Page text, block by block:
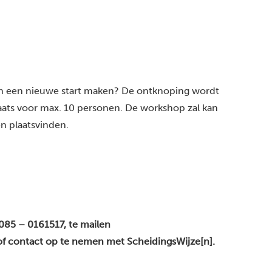
een nieuwe start maken? De ontknoping wordt
voor max. 10 personen. De workshop zal kan
plaatsvinden.
– 0161517, te mailen
contact op te nemen met ScheidingsWijze[n].